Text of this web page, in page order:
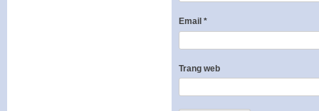
Email *
Trang web